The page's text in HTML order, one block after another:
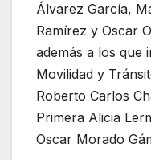
Álvarez García,
Ramírez y Oscar
además a los que
Movilidad y
Roberto Carlos
Primera Alicia
Oscar Morado